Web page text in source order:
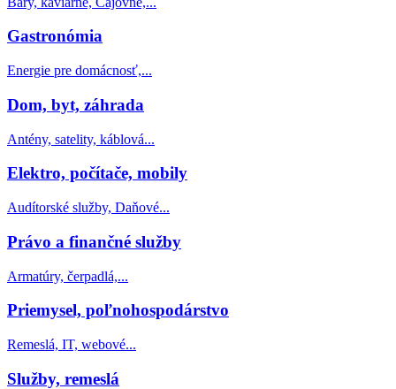
Gastronómia
Energie pre domácnosť,...
Dom, byt, záhrada
Antény, satelity, káblová...
Elektro, počítače, mobily
Audítorské služby, Daňové...
Právo a finančné služby
Armatúry, čerpadlá,...
Priemysel, poľnohospodárstvo
Remeslá, IT, webové...
Služby, remeslá